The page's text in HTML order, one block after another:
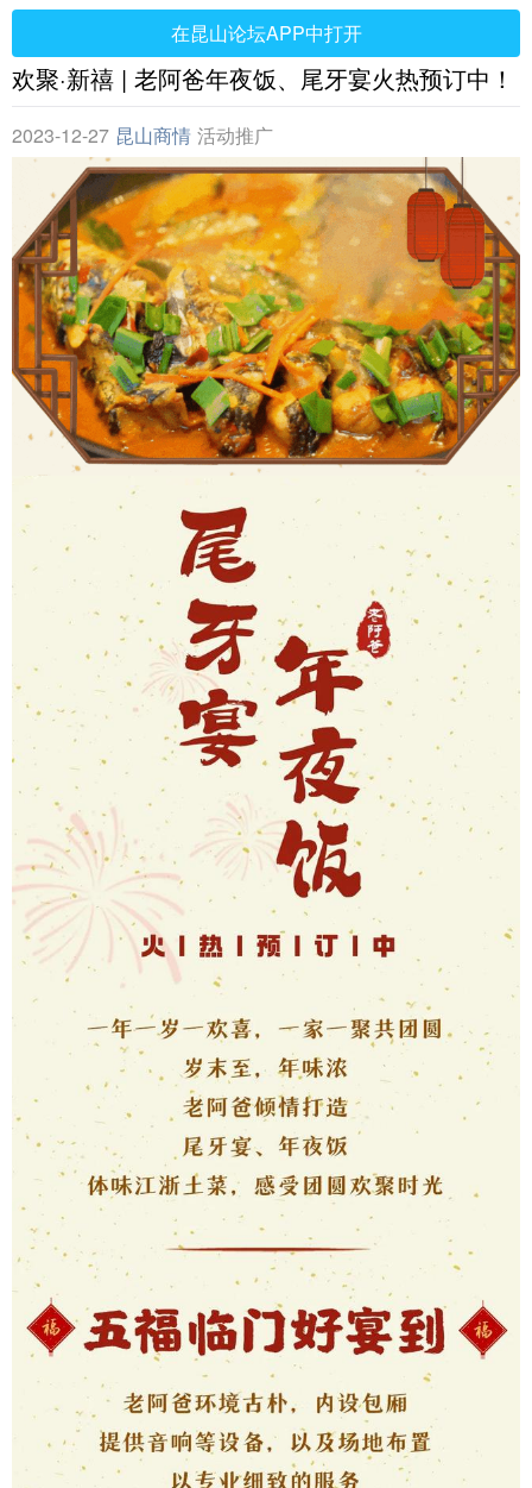
在昆山论坛APP中打开
欢聚·新禧 | 老阿爸年夜饭、尾牙宴火热预订中！
2023-12-27 昆山商情 活动推广